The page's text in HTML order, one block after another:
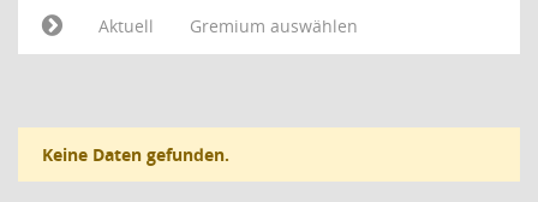
Aktuell
Gremium auswählen
Keine Daten gefunden.